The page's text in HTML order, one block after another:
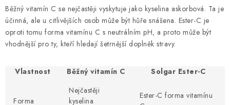
Běžný vitamín C se nejčastěji vyskytuje jako kyselina askorbová. Ta je
účinná, ale u citlivějších osob může být hůře snášena. Ester-C je
oproti tomu forma vitamínu C s neutrálním pH, a proto může být
vhodnější pro ty, kteří hledají šetrnější doplněk stravy.
Vlastnost Běžný vitamín C Solgar Ester-C
Forma
Nejčastěji
kyselina
Ester-C forma vitamínu